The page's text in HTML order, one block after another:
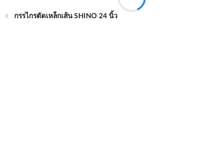
กรรไกรตัดเหล็กเส้น SHINO 24 นิ้ว